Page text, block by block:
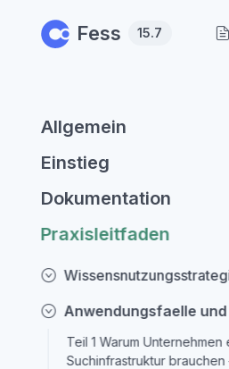
Fess 15.7
Allgemein
Einstieg
Dokumentation
Praxisleitfaden
Anwendungsfaelle
Teil 1 Warum Unternehmen
Suchinfrastruktur brauchen